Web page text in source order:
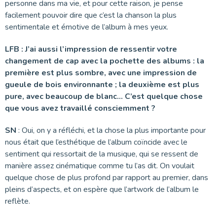
personne dans ma vie, et pour cette raison, je pense
facilement pouvoir dire que c’est la chanson la plus
sentimentale et émotive de l’album à mes yeux.
LFB : J’ai aussi l’impression de ressentir votre
changement de cap avec la pochette des albums : la
première est plus sombre, avec une impression de
gueule de bois environnante ; la deuxième est plus
pure, avec beaucoup de blanc… C’est quelque chose
que vous avez travaillé consciemment ?
SN : Oui, on y a réfléchi, et la chose la plus importante pour
nous était que l’esthétique de l’album coïncide avec le
sentiment qui ressortait de la musique, qui se ressent de
manière assez cinématique comme tu l’as dit. On voulait
quelque chose de plus profond par rapport au premier, dans
pleins d’aspects, et on espère que l’artwork de l’album le
reflète.